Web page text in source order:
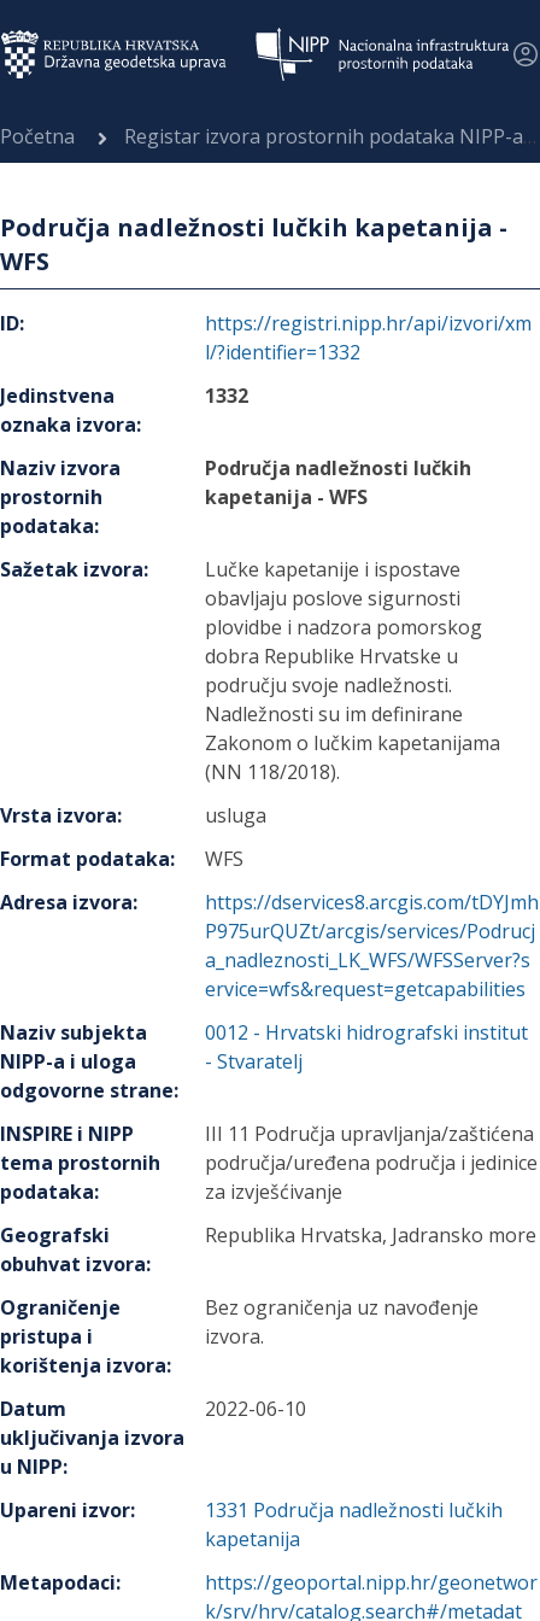
Početna Registar izvora prostornih podataka NIPP-a
Područja nadležnosti lučkih kapetanija -
WFS
ID:
https://registri.nipp.hr/api/izvori/xm
l/?identifier=1332
Jedinstvena
oznaka izvora:
1332
Naziv izvora
prostornih
podataka:
Područja nadležnosti lučkih
kapetanija - WFS
Sažetak izvora:
Lučke kapetanije i ispostave
obavljaju poslove sigurnosti
plovidbe i nadzora pomorskog
dobra Republike Hrvatske u
području svoje nadležnosti.
Nadležnosti su im definirane
Zakonom o lučkim kapetanijama
(NN 118/2018).
Vrsta izvora:
usluga
Format podataka:
WFS
Adresa izvora:
https://dservices8.arcgis.com/tDYJmh
P975urQUZt/arcgis/services/Podrucj
a_nadleznosti_LK_WFS/WFSServer?s
ervice=wfs&request=getcapabilities
Naziv subjekta
NIPP-a i uloga
odgovorne strane:
0012 - Hrvatski hidrografski institut
- Stvaratelj
INSPIRE i NIPP
tema prostornih
podataka:
III 11 Područja upravljanja/zaštićena
područja/uređena područja i jedinice
za izvješćivanje
Geografski
obuhvat izvora:
Republika Hrvatska, Jadransko more
Ograničenje
pristupa i
korištenja izvora:
Bez ograničenja uz navođenje
izvora.
Datum
uključivanja izvora
u NIPP:
2022-06-10
Upareni izvor: 1331 Područja nadležnosti lučkih
kapetanija
Metapodaci:
https://geoportal.nipp.hr/geonetwor
k/srv/hrv/catalog.search#/metadat